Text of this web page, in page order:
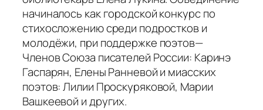
начиналось как городской конкурс по
стихосложению среди подростков и
молодёжи, при поддержке поэтов—
Членов Союза писателей России: Каринэ
Гаспарян, Елены Ранневой и миасских
поэтов: Лилии Проскуряковой, Марии
Вашкеевой и других.